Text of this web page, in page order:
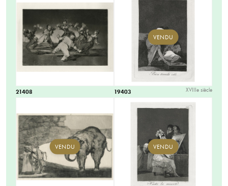
21408
VENDU
19403 XVIIIe siècle
VENDU VENDU